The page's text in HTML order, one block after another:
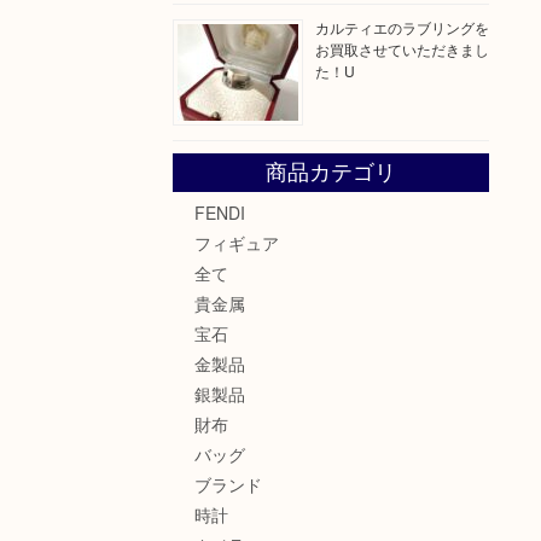
カルティエのラブリングを
お買取させていただきまし
た！U
商品カテゴリ
FENDI
フィギュア
全て
貴金属
宝石
金製品
銀製品
財布
バッグ
ブランド
時計